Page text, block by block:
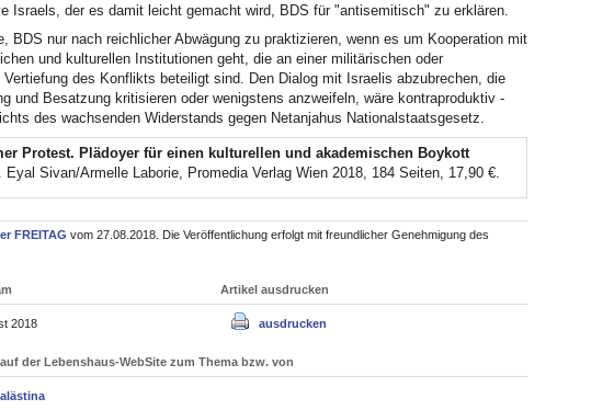
Israels, der es damit leicht gemacht wird, BDS für "antisemitisch" zu erklären.
BDS nur nach reichlicher Abwägung zu praktizieren, wenn es um Kooperation mit
und kulturellen Institutionen geht, die an einer militärischen oder
Vertiefung des Konflikts beteiligt sind. Den Dialog mit Israelis abzubrechen, die
und Besatzung kritisieren oder wenigstens anzweifeln, wäre kontraproduktiv -
des wachsenden Widerstands gegen Netanjahus Nationalstaatsgesetz.
Protest. Plädoyer für einen kulturellen und akademischen Boykott
. Eyal Sivan/Armelle Laborie, Promedia Verlag Wien 2018, 184 Seiten, 17,90 €.
FREITAG vom 27.08.2018. Die Veröffentlichung erfolgt mit freundlicher Genehmigung des
2018
Artikel ausdrucken
ausdrucken
der Lebenshaus-WebSite zum Thema bzw. von